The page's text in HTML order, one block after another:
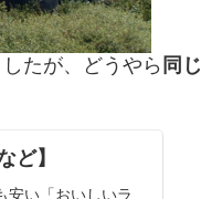
たが、どうやら 同じ
】
い「おいしいラ